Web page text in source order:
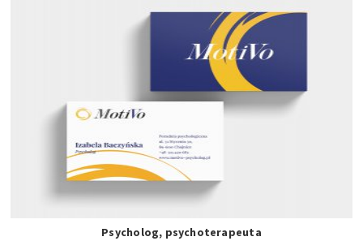
Psycholog, psychoterapeuta